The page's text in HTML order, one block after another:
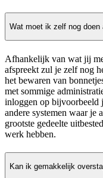
Wat moet ik zelf nog
Afhankelijk van wat jij
afspreekt zul je zelf nog
het bewaren van
met sommige
inloggen op bijvoorbeeld
andere systemen waar je
grootste gedeelte
werk hebben.
Kan ik gemakkelijk